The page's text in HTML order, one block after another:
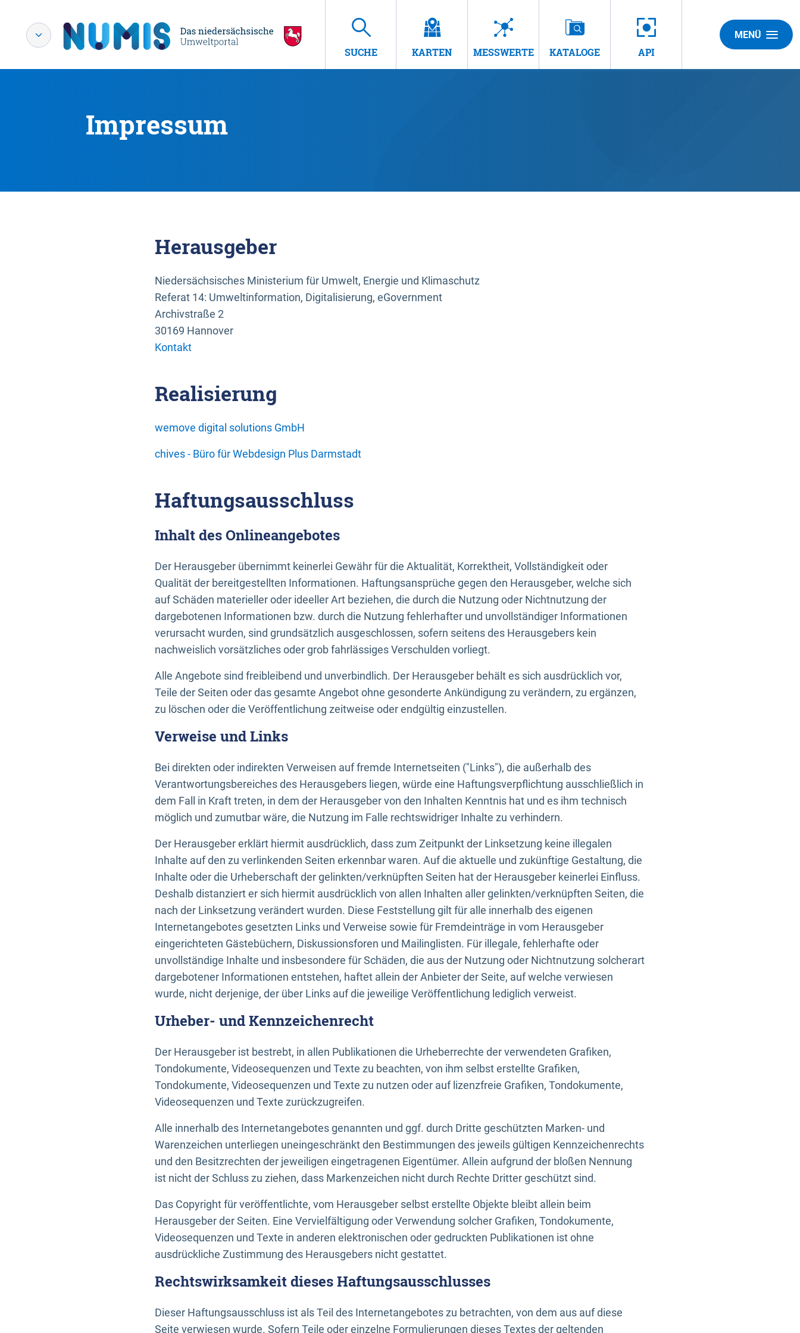
SUCHE KARTEN MESSWERTE KATALOGE API
MENÜ
Impressum
Herausgeber
Niedersächsisches Ministerium für Umwelt, Energie und Klimaschutz
Referat 14: Umweltinformation, Digitalisierung, eGovernment
Archivstraße 2
30169 Hannover
Kontakt
Realisierung
wemove digital solutions GmbH
chives - Büro für Webdesign Plus Darmstadt
Haftungsausschluss
Inhalt des Onlineangebotes
Der Herausgeber übernimmt keinerlei Gewähr für die Aktualität, Korrektheit, Vollständigkeit oder
Qualität der bereitgestellten Informationen. Haftungsansprüche gegen den Herausgeber, welche sich
auf Schäden materieller oder ideeller Art beziehen, die durch die Nutzung oder Nichtnutzung der
dargebotenen Informationen bzw. durch die Nutzung fehlerhafter und unvollständiger Informationen
verursacht wurden, sind grundsätzlich ausgeschlossen, sofern seitens des Herausgebers kein
nachweislich vorsätzliches oder grob fahrlässiges Verschulden vorliegt.
Alle Angebote sind freibleibend und unverbindlich. Der Herausgeber behält es sich ausdrücklich vor,
Teile der Seiten oder das gesamte Angebot ohne gesonderte Ankündigung zu verändern, zu ergänzen,
zu löschen oder die Veröffentlichung zeitweise oder endgültig einzustellen.
Verweise und Links
Bei direkten oder indirekten Verweisen auf fremde Internetseiten ("Links"), die außerhalb des
Verantwortungsbereiches des Herausgebers liegen, würde eine Haftungsverpflichtung ausschließlich in
dem Fall in Kraft treten, in dem der Herausgeber von den Inhalten Kenntnis hat und es ihm technisch
möglich und zumutbar wäre, die Nutzung im Falle rechtswidriger Inhalte zu verhindern.
Der Herausgeber erklärt hiermit ausdrücklich, dass zum Zeitpunkt der Linksetzung keine illegalen
Inhalte auf den zu verlinkenden Seiten erkennbar waren. Auf die aktuelle und zukünftige Gestaltung, die
Inhalte oder die Urheberschaft der gelinkten/verknüpften Seiten hat der Herausgeber keinerlei Einfluss.
Deshalb distanziert er sich hiermit ausdrücklich von allen Inhalten aller gelinkten/verknüpften Seiten, die
nach der Linksetzung verändert wurden. Diese Feststellung gilt für alle innerhalb des eigenen
Internetangebotes gesetzten Links und Verweise sowie für Fremdeinträge in vom Herausgeber
eingerichteten Gästebüchern, Diskussionsforen und Mailinglisten. Für illegale, fehlerhafte oder
unvollständige Inhalte und insbesondere für Schäden, die aus der Nutzung oder Nichtnutzung solcherart
dargebotener Informationen entstehen, haftet allein der Anbieter der Seite, auf welche verwiesen
wurde, nicht derjenige, der über Links auf die jeweilige Veröffentlichung lediglich verweist.
Urheber- und Kennzeichenrecht
Der Herausgeber ist bestrebt, in allen Publikationen die Urheberrechte der verwendeten Grafiken,
Tondokumente, Videosequenzen und Texte zu beachten, von ihm selbst erstellte Grafiken,
Tondokumente, Videosequenzen und Texte zu nutzen oder auf lizenzfreie Grafiken, Tondokumente,
Videosequenzen und Texte zurückzugreifen.
Alle innerhalb des Internetangebotes genannten und ggf. durch Dritte geschützten Marken- und
Warenzeichen unterliegen uneingeschränkt den Bestimmungen des jeweils gültigen Kennzeichenrechts
und den Besitzrechten der jeweiligen eingetragenen Eigentümer. Allein aufgrund der bloßen Nennung
ist nicht der Schluss zu ziehen, dass Markenzeichen nicht durch Rechte Dritter geschützt sind.
Das Copyright für veröffentlichte, vom Herausgeber selbst erstellte Objekte bleibt allein beim
Herausgeber der Seiten. Eine Vervielfältigung oder Verwendung solcher Grafiken, Tondokumente,
Videosequenzen und Texte in anderen elektronischen oder gedruckten Publikationen ist ohne
ausdrückliche Zustimmung des Herausgebers nicht gestattet.
Rechtswirksamkeit dieses Haftungsausschlusses
Dieser Haftungsausschluss ist als Teil des Internetangebotes zu betrachten, von dem aus auf diese
Seite verwiesen wurde. Sofern Teile oder einzelne Formulierungen dieses Textes der geltenden